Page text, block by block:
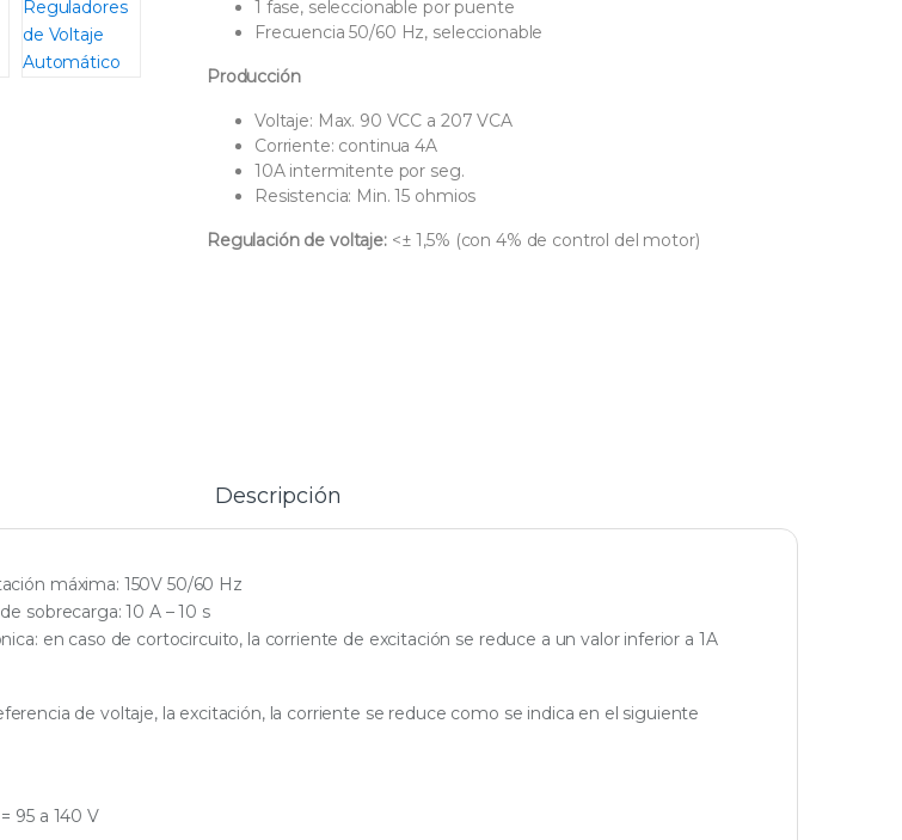
1 fase, seleccionable por puente
Frecuencia 50/60 Hz, seleccionable
Producción
Voltaje: Max. 90 VCC a 207 VCA
Corriente: continua 4A
10A intermitente por seg.
Resistencia: Min. 15 ohmios
Regulación de voltaje: <± 1,5% (con 4% de control del motor)
Descripción
máxima: 150V 50/60 Hz
sobrecarga: 10 A – 10 s
en caso de cortocircuito, la corriente de excitación se reduce a un valor inferior a 1A
de voltaje, la excitación, la corriente se reduce como se indica en el siguiente
95 a 140 V